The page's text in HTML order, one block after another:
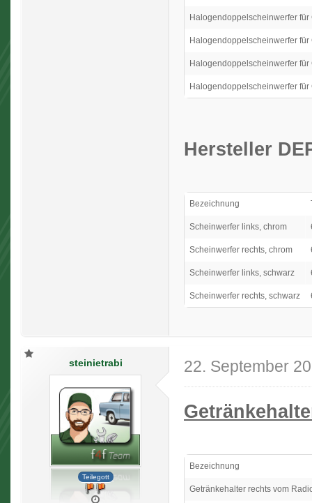
Halogendoppelscheinwerfer
Halogendoppelscheinwerfer
Halogendoppelscheinwerfer
Halogendoppelscheinwerfer
Hersteller
Bezeichnung
Scheinwerfer links, chrom
Scheinwerfer rechts, chrom
Scheinwerfer links, schwarz
Scheinwerfer rechts, schwarz
steinietrabi
Teilegott
22. September
Bezeichnung
Getränkehalter rechts vom